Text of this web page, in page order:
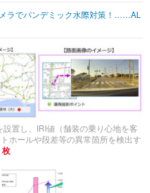
その他
ラでパンデミック水際対策！……AL
置し、IRI値（舗装の乗り心地を客
ホールや段差等の異常箇所を検出す
枚